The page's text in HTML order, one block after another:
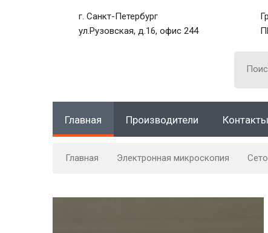
г. Санкт-Петербург
ул.Рузовская, д.16, офис 244
Главная Производители Контакты
Главная Электронная микроскопия